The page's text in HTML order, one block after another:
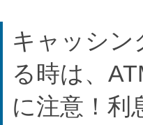
キャッシン
る時は、
に注意！利